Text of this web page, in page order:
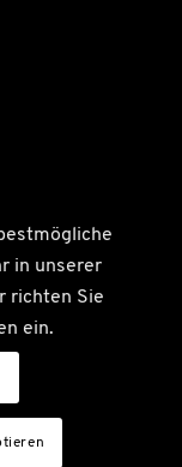
in unserer
richten Sie
ein.